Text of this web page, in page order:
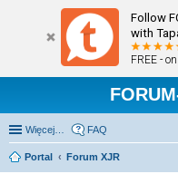
Follow
with
FREE -
Więcej… FAQ
Portal
Forum XJR